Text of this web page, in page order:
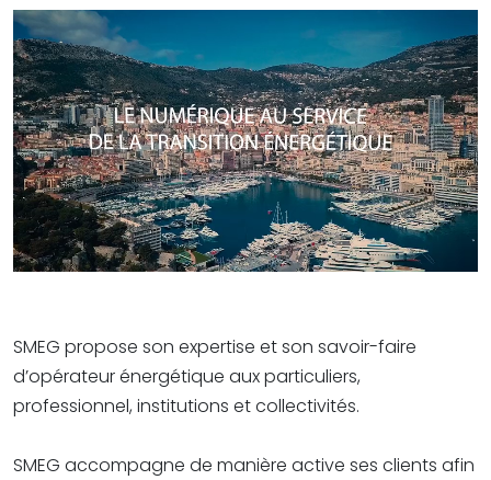
SMEG propose son expertise et son savoir-faire
d’opérateur énergétique aux particuliers,
professionnel, institutions et collectivités.
SMEG accompagne de manière active ses clients afin